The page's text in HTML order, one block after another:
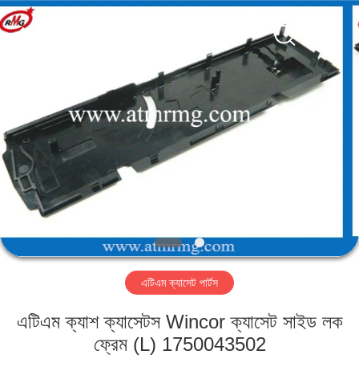
পণ্য
আমাদের
সম্পর্কে
কারখানা
Mei
Guang
Science
And
এটিএম ক্যাসেট পার্টস
এটিএম ক্যাশ ক্যাসেটস Wincor ক্যাসেট সাইড লক
ফ্রেম (L) 1750043502